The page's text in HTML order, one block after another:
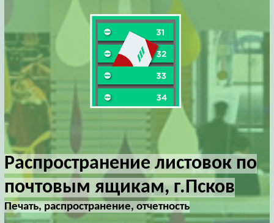
Распространение листовок по
почтовым ящикам, г.Псков
Печать, распространение, отчетность